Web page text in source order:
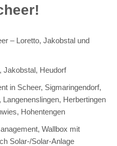
– Loretto, Jakobstal und
Jakobstal, Heudorf
in Scheer, Sigmaringendorf,
Herbertingen
Hohentengen
Wallbox mit
Solar-/Solar-Anlage